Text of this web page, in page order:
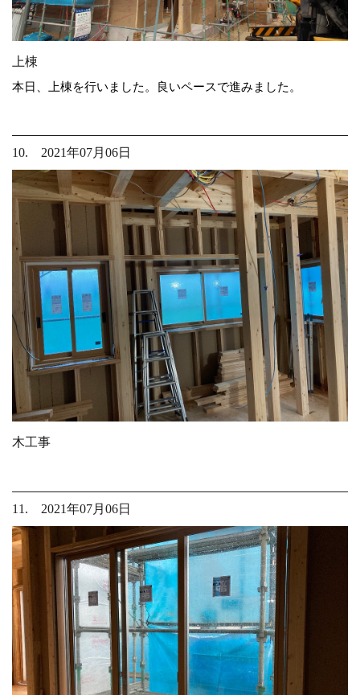
上棟
本日、上棟を行いました。良いペースで進みました。
10. 2021年07月06日
木工事
11. 2021年07月06日